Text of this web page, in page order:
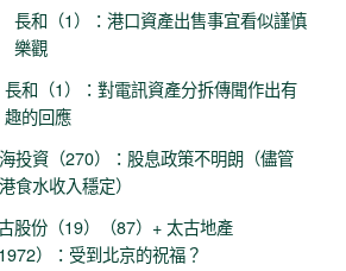
長和（1）：港口資產出售事宜看似謹慎
樂觀
長和（1）：對電訊資產分拆傳聞作出有
趣的回應
投資（270）：股息政策不明朗（儘管
食水收入穩定）
股份（19）（87）+ 太古地產
1972）：受到北京的祝福？